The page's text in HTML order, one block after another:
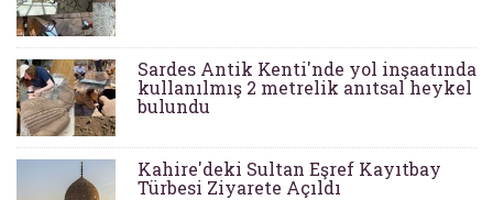
Sardes Antik Kenti'nde yol inşaatında
kullanılmış 2 metrelik anıtsal heykel
bulundu
Kahire'deki Sultan Eşref Kayıtbay
Türbesi Ziyarete Açıldı